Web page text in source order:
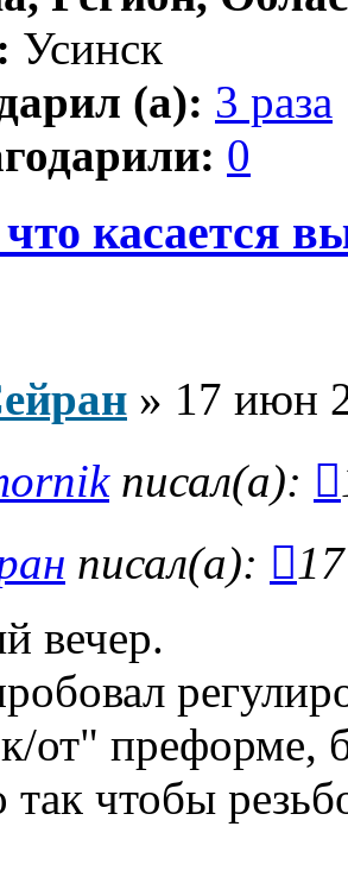
Усинск
(а): 3 раза
0
касается
» 17 июн
писал(а):
писал(а):
вечер.
от" преформе,
так чтобы